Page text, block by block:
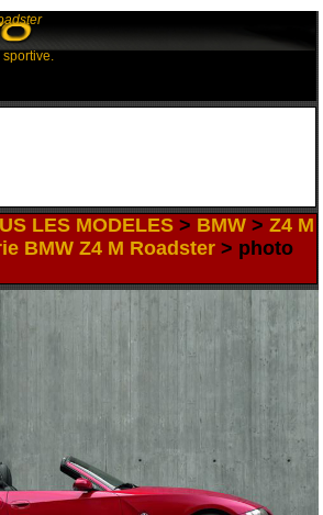
LES MODELES > BMW >Z4 M
BMW Z4 M Roadster > photo